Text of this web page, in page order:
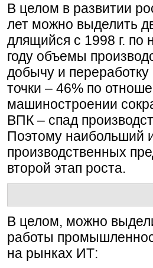
В целом в развитии
лет можно выделить
длящийся с 1998 г.
году объемы
добычу и
точки – 46% по
машиностроении
ВПК – спад
Поэтому наибольший
производственных
второй этап роста.
В целом, можно
работы
на рынках ИТ: